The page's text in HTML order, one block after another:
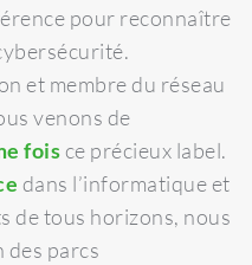
pour reconnaître
et membre du réseau
venons de
foisce précieux label.
dans l’informatique et
de tous horizons, nous
des parcs